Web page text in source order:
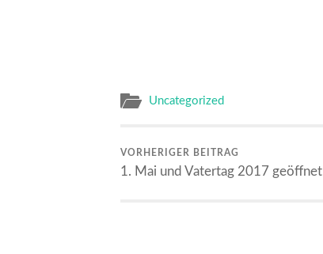
Uncategorized
VORHERIGER BEITRAG
1. Mai und Vatertag 2017 geöffnet